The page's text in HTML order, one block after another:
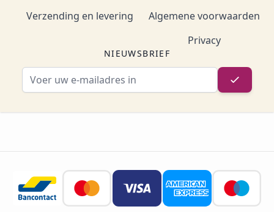
Verzending en levering
Algemene voorwaarden
Privacy
NIEUWSBRIEF